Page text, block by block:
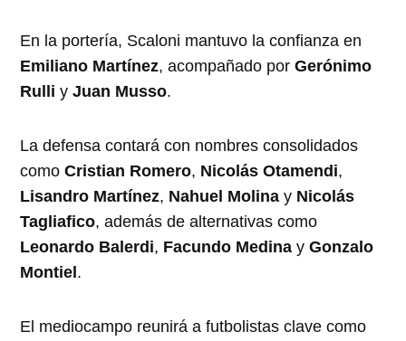
En la portería, Scaloni mantuvo la confianza en
Emiliano Martínez, acompañado porGerónimo
Rulli yJuan Musso.
La defensa contará con nombres consolidados
comoCristian Romero, Nicolás Otamendi,
Lisandro Martínez, Nahuel Molina y Nicolás
Tagliafico, además de alternativas como
Leonardo Balerdi, Facundo Medina yGonzalo
Montiel.
El mediocampo reunirá a futbolistas clave como